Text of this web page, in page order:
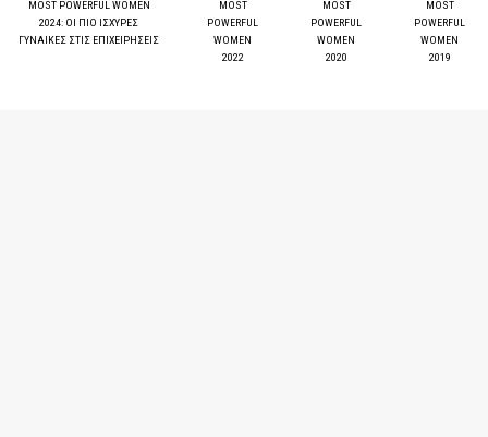
MOST POWERFUL WOMEN
2024: ΟΙ ΠΙΟ ΙΣΧΥΡΕΣ
ΓΥΝΑΙΚΕΣ ΣΤΙΣ ΕΠΙΧΕΙΡΗΣΕΙΣ
MOST
POWERFUL
WOMEN
2022
MOST
POWERFUL
WOMEN
2020
MOST
POWERFUL
WOMEN
2019